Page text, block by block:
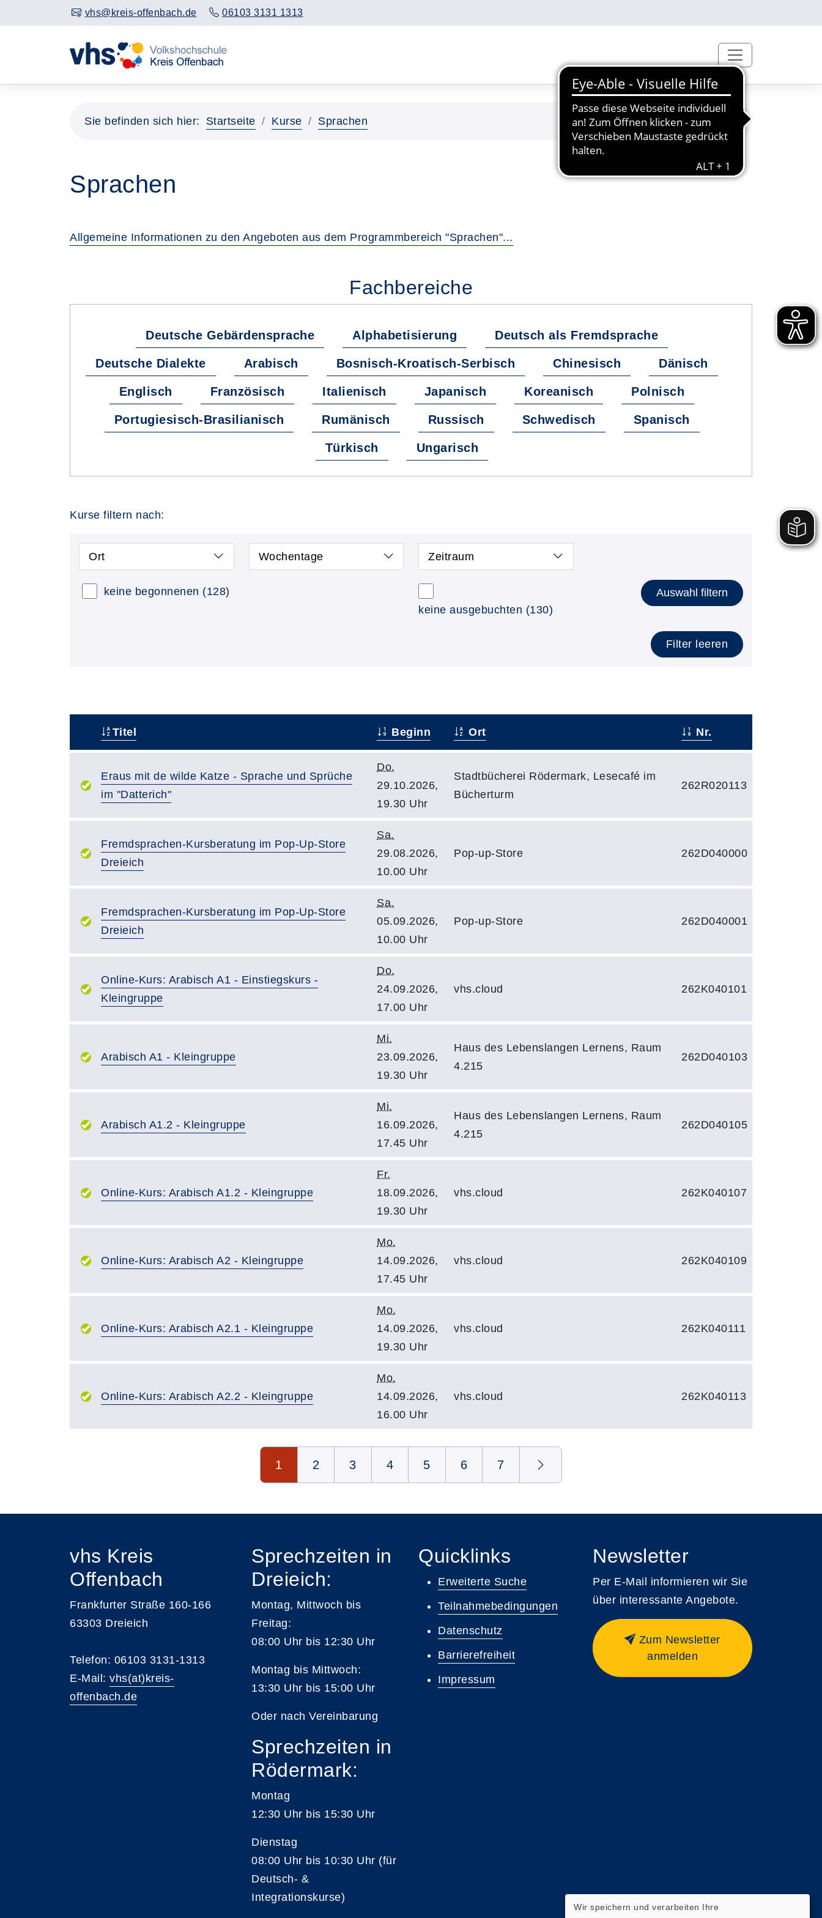
vhs@kreis-offenbach.de 06103 3131 1313
Sie befinden sich hier: Startseite Kurse Sprachen
Sprachen
Allgemeine Informationen zu den Angeboten aus dem Programmbereich "Sprachen"...
Fachbereiche
Deutsche Gebärdensprache Alphabetisierung Deutsch als Fremdsprache
Deutsche Dialekte Arabisch Bosnisch-Kroatisch-Serbisch Chinesisch Dänisch
Englisch Französisch Italienisch Japanisch Koreanisch Polnisch
Portugiesisch-Brasilianisch Rumänisch Russisch Schwedisch Spanisch
Türkisch Ungarisch
Kurse filtern nach:
Ort Wochentage Zeitraum
keine begonnenen (128)
keine ausgebuchten (130)
Auswahl filtern
Filter leeren
Titel Beginn Ort Nr.
Eraus mit de wilde Katze - Sprache und Sprüche
im "Datterich"
Do.
29.10.2026,
19.30 Uhr
Stadtbücherei Rödermark, Lesecafé im
Bücherturm
262R020113
Fremdsprachen-Kursberatung im Pop-Up-Store
Dreieich
Sa.
29.08.2026,
10.00 Uhr
Pop-up-Store 262D040000
Fremdsprachen-Kursberatung im Pop-Up-Store
Dreieich
Sa.
05.09.2026,
10.00 Uhr
Pop-up-Store 262D040001
Online-Kurs: Arabisch A1 - Einstiegskurs -
Kleingruppe
Do.
24.09.2026,
17.00 Uhr
vhs.cloud 262K040101
Arabisch A1 - Kleingruppe
Mi.
23.09.2026,
19.30 Uhr
Haus des Lebenslangen Lernens, Raum
4.215
262D040103
Arabisch A1.2 - Kleingruppe
Mi.
16.09.2026,
17.45 Uhr
Haus des Lebenslangen Lernens, Raum
4.215
262D040105
Online-Kurs: Arabisch A1.2 - Kleingruppe
Fr.
18.09.2026,
19.30 Uhr
vhs.cloud 262K040107
Online-Kurs: Arabisch A2 - Kleingruppe
Mo.
14.09.2026,
17.45 Uhr
vhs.cloud 262K040109
Online-Kurs: Arabisch A2.1 - Kleingruppe
Mo.
14.09.2026,
19.30 Uhr
vhs.cloud 262K040111
Online-Kurs: Arabisch A2.2 - Kleingruppe
Mo.
14.09.2026,
16.00 Uhr
vhs.cloud 262K040113
1 2 3 4 5 6 7
vhs Kreis
Offenbach
Frankfurter Straße 160-166
63303 Dreieich
Telefon: 06103 3131-1313
E-Mail: vhs(at)kreis-
offenbach.de
Sprechzeiten in
Dreieich:
Montag, Mittwoch bis
Freitag:
08:00 Uhr bis 12:30 Uhr
Montag bis Mittwoch:
13:30 Uhr bis 15:00 Uhr
Oder nach Vereinbarung
Sprechzeiten in
Rödermark:
Montag
12:30 Uhr bis 15:30 Uhr
Dienstag
08:00 Uhr bis 10:30 Uhr (für
Deutsch- &
Integrationskurse)
Quicklinks
Erweiterte Suche
Teilnahmebedingungen
Datenschutz
Barrierefreiheit
Impressum
Newsletter
Per E-Mail informieren wir Sie
über interessante Angebote.
Zum Newsletter
anmelden
Wir speichern und verarbeiten Ihre